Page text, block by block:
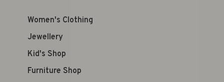
Women's Clothing
Jewellery
Kid's Shop
Furniture Shop